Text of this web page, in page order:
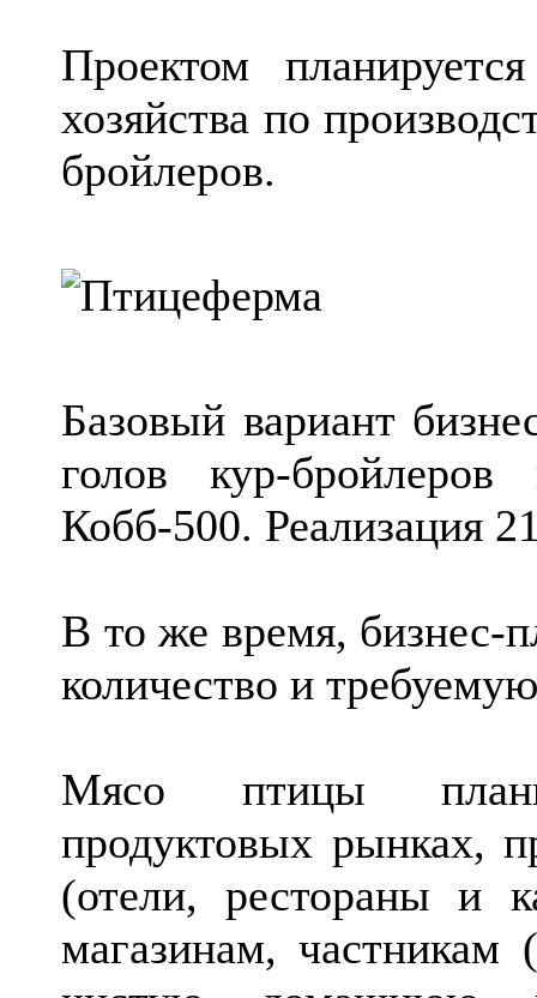
Проектом
хозяйства по
бройлеров.
Базовый вариант
голов кур-
Кобб-500. Реализация
В то же время, бизнес-
количество и
Мясо птицы
продуктовых рынках,
(отели, рестораны и
магазинам, частникам